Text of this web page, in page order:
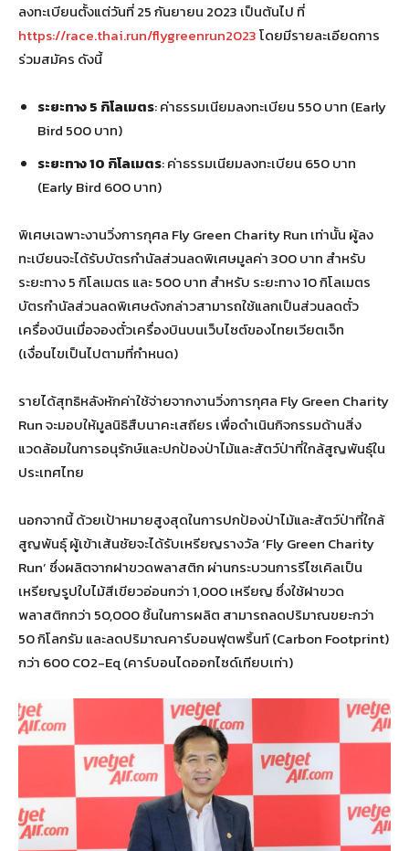
ลงทะเบียนตั้งแต่วันที่ 25 กันยายน 2023 เป็นต้นไป ที่
https://race.thai.run/flygreenrun2023โดยมีรายละเอียดการ
ร่วมสมัคร ดังนี้
ระยะทาง 5 กิโลเมตร: ค่าธรรมเนียมลงทะเบียน 550 บาท (Early
Bird 500 บาท)
ระยะทาง 10 กิโลเมตร: ค่าธรรมเนียมลงทะเบียน 650 บาท
(Early Bird 600 บาท)
พิเศษเฉพาะงานวิ่งการกุศล Fly Green Charity Run เท่านั้น ผู้ลง
ทะเบียนจะได้รับบัตรกำนัลส่วนลดพิเศษมูลค่า 300 บาท สำหรับ
ระยะทาง 5 กิโลเมตร และ 500 บาท สำหรับ ระยะทาง 10 กิโลเมตร
บัตรกำนัลส่วนลดพิเศษดังกล่าวสามารถใช้แลกเป็นส่วนลดตั๋ว
เครื่องบินเมื่อจองตั๋วเครื่องบินบนเว็บไซต์ของไทยเวียตเจ็ท
(เงื่อนไขเป็นไปตามที่กำหนด)
รายได้สุทธิหลังหักค่าใช้จ่ายจากงานวิ่งการกุศล Fly Green Charity
Run จะมอบให้มูลนิธิสืบนาคะเสถียร เพื่อดำเนินกิจกรรมด้านสิ่ง
แวดล้อมในการอนุรักษ์และปกป้องป่าไม้และสัตว์ป่าที่ใกล้สูญพันธุ์ใน
ประเทศไทย
นอกจากนี้ ด้วยเป้าหมายสูงสุดในการปกป้องป่าไม้และสัตว์ป่าที่ใกล้
สูญพันธุ์ ผู้เข้าเส้นชัยจะได้รับเหรียญรางวัล ‘Fly Green Charity
Run’ ซึ่งผลิตจากฝาขวดพลาสติก ผ่านกระบวนการรีไซเคิลเป็น
เหรียญรูปใบไม้สีเขียวอ่อนกว่า 1,000 เหรียญ ซึ่งใช้ฝาขวด
พลาสติกกว่า 50,000 ชิ้นในการผลิต สามารถลดปริมาณขยะกว่า
50 กิโลกรัม และลดปริมาณคาร์บอนฟุตพริ้นท์ (Carbon Footprint)
กว่า 600 CO2-Eq (คาร์บอนไดออกไซด์เทียบเท่า)